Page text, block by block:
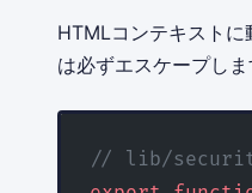
HTMLコンテキスト
は必ずエスケープしま
// lib/